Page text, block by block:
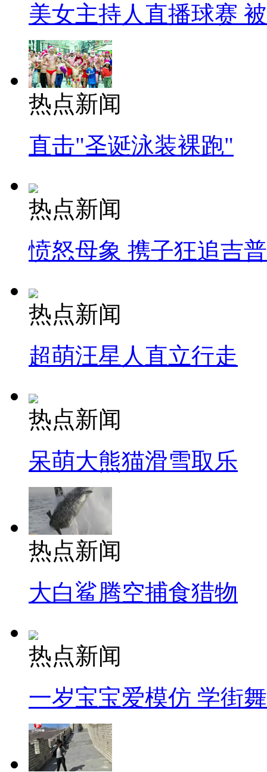
美女主持人直播球赛
热点新闻
直击"圣诞泳装裸跑"
热点新闻
愤怒母象 携子狂追吉
热点新闻
超萌汪星人直立行走
热点新闻
呆萌大熊猫滑雪取乐
热点新闻
大白鲨腾空捕食猎物
热点新闻
一岁宝宝爱模仿 学街